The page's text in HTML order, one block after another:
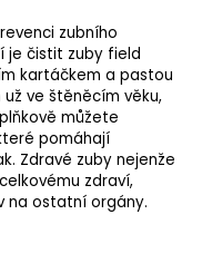
zubního
je čistit zuby field
kartáčkem a pastou
ve štěněcím věku,
můžete
pomáhají
Zdravé zuby nejenže
zdraví,
na ostatní orgány.